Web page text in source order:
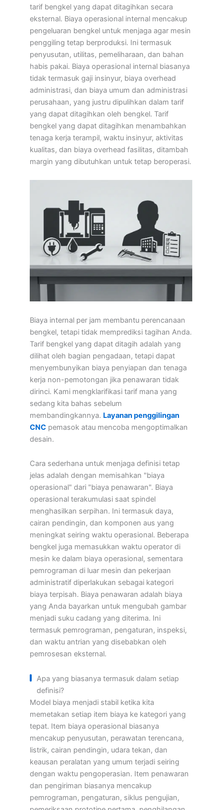
tarif bengkel yang dapat ditagihkan secara
eksternal. Biaya operasional internal mencakup
pengeluaran bengkel untuk menjaga agar mesin
penggiling tetap berproduksi. Ini termasuk
penyusutan, utilitas, pemeliharaan, dan bahan
habis pakai. Biaya operasional internal biasanya
tidak termasuk gaji insinyur, biaya overhead
administrasi, dan biaya umum dan administrasi
perusahaan, yang justru dipulihkan dalam tarif
yang dapat ditagihkan oleh bengkel. Tarif
bengkel yang dapat ditagihkan menambahkan
tenaga kerja terampil, waktu insinyur, aktivitas
kualitas, dan biaya overhead fasilitas, ditambah
margin yang dibutuhkan untuk tetap beroperasi.
Biaya internal per jam membantu perencanaan
bengkel, tetapi tidak memprediksi tagihan Anda.
Tarif bengkel yang dapat ditagih adalah yang
dilihat oleh bagian pengadaan, tetapi dapat
menyembunyikan biaya penyiapan dan tenaga
kerja non-pemotongan jika penawaran tidak
dirinci. Kami mengklarifikasi tarif mana yang
sedang kita bahas sebelum
membandingkannya. Layanan penggilingan
CNC pemasok atau mencoba mengoptimalkan
desain.
Cara sederhana untuk menjaga definisi tetap
jelas adalah dengan memisahkan "biaya
operasional" dari "biaya penawaran". Biaya
operasional terakumulasi saat spindel
menghasilkan serpihan. Ini termasuk daya,
cairan pendingin, dan komponen aus yang
meningkat seiring waktu operasional. Beberapa
bengkel juga memasukkan waktu operator di
mesin ke dalam biaya operasional, sementara
pemrograman di luar mesin dan pekerjaan
administratif diperlakukan sebagai kategori
biaya terpisah. Biaya penawaran adalah biaya
yang Anda bayarkan untuk mengubah gambar
menjadi suku cadang yang diterima. Ini
termasuk pemrograman, pengaturan, inspeksi,
dan waktu antrian yang disebabkan oleh
pemrosesan eksternal.
Apa yang biasanya termasuk dalam setiap
definisi?
Model biaya menjadi stabil ketika kita
memetakan setiap item biaya ke kategori yang
tepat. Item biaya operasional biasanya
mencakup penyusutan, perawatan terencana,
listrik, cairan pendingin, udara tekan, dan
keausan peralatan yang umum terjadi seiring
dengan waktu pengoperasian. Item penawaran
dan pengiriman biasanya mencakup
pemrograman, pengaturan, siklus pengujian,